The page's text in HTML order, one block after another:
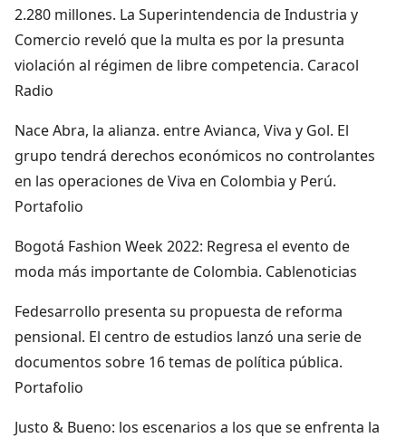
2.280 millones. La Superintendencia de Industria y
Comercio reveló que la multa es por la presunta
violación al régimen de libre competencia. Caracol
Radio
Nace Abra, la alianza. entre Avianca, Viva y Gol. El
grupo tendrá derechos económicos no controlantes
en las operaciones de Viva en Colombia y Perú.
Portafolio
Bogotá Fashion Week 2022: Regresa el evento de
moda más importante de Colombia. Cablenoticias
Fedesarrollo presenta su propuesta de reforma
pensional. El centro de estudios lanzó una serie de
documentos sobre 16 temas de política pública.
Portafolio
Justo & Bueno: los escenarios a los que se enfrenta la